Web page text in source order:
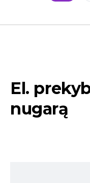
El.
nugarą